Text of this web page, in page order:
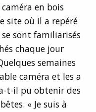
en bois
site où il a repéré
sont familiarisés
chaque jour
semaines
caméra et les a
t-il pu obtenir des
« Je suis à